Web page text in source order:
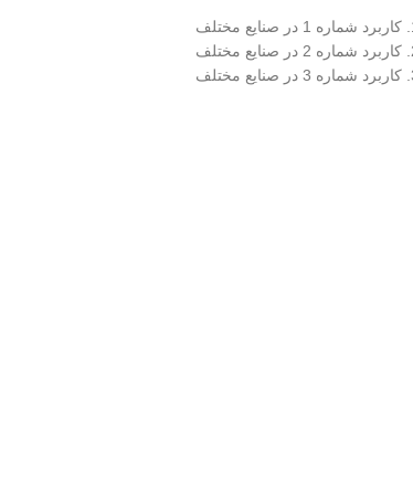
کاربرد شماره 1 در صنایع مختلف
کاربرد شماره 2 در صنایع مختلف
کاربرد شماره 3 در صنایع مختلف